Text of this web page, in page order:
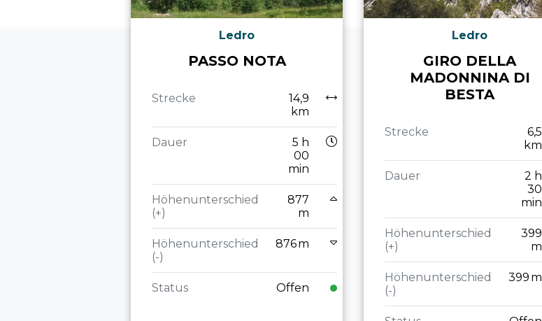
Ledro
PASSO NOTA
Strecke
14,9
km
Dauer
5 h
00
min
Höhenunterschied
(+)
877
m
Höhenunterschied
(-)
876 m
Status Offen
Ledro
GIRO DELLA
MADONNINA DI
BESTA
Strecke
6,5
km
Dauer
2 h
30
min
Höhenunterschied
(+)
399
m
Höhenunterschied
(-)
399 m